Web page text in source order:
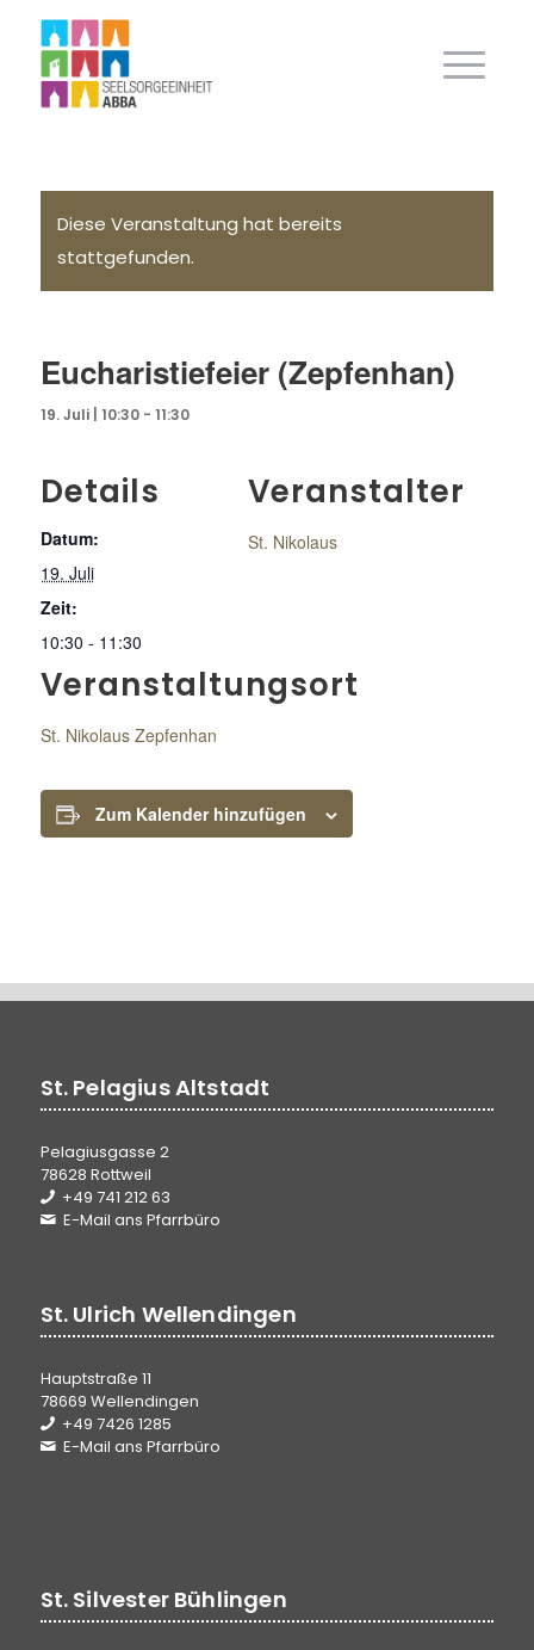
Diese Veranstaltung hat bereits
stattgefunden.
Eucharistiefeier (Zepfenhan)
19. Juli | 10:30- 11:30
Details
Datum:
19. Juli
Zeit:
10:30 - 11:30
Veranstaltungsort
St. Nikolaus Zepfenhan
Veranstalter
St. Nikolaus
Zum Kalender hinzufügen
St. Pelagius Altstadt
Pelagiusgasse 2
78628 Rottweil
+49 741 212 63
E-Mail ans Pfarrbüro
St. Ulrich Wellendingen
Hauptstraße 11
78669 Wellendingen
+49 7426 1285
E-Mail ans Pfarrbüro
St. Silvester Bühlingen